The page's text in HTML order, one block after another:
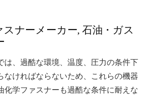
ナーメーカー, 石油・ガス
は、過酷な環境、温度、圧力の条件下
なければならないため、これらの機器
化学ファスナーも過酷な条件に耐えな